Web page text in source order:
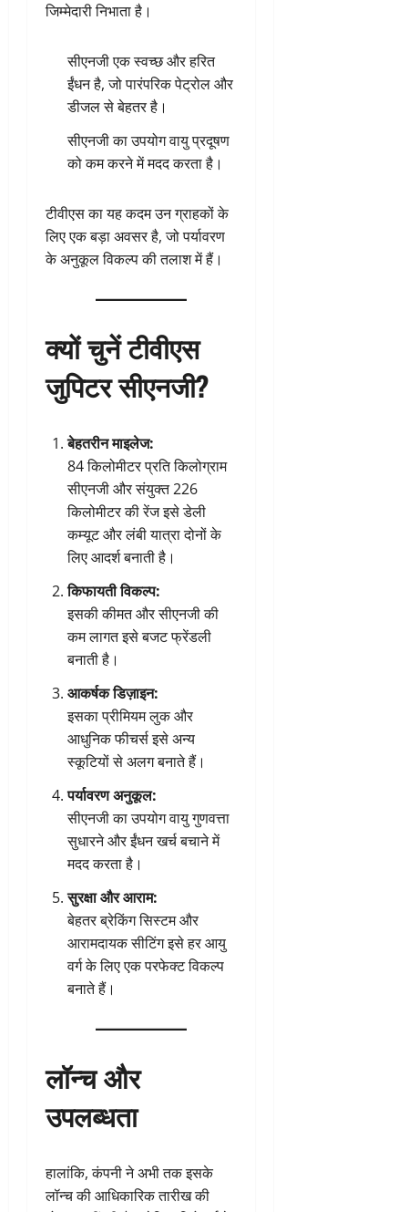
जिम्मेदारी निभाता है।
सीएनजी एक स्वच्छ और हरित
ईंधन है, जो पारंपरिक पेट्रोल और
डीजल से बेहतर है।
सीएनजी का उपयोग वायु प्रदूषण
को कम करने में मदद करता है।
टीवीएस का यह कदम उन ग्राहकों के
लिए एक बड़ा अवसर है, जो पर्यावरण
के अनुकूल विकल्प की तलाश में हैं।
क्यों चुनें टीवीएस
जुपिटर सीएनजी?
बेहतरीन माइलेज:
84 किलोमीटर प्रति किलोग्राम
सीएनजी और संयुक्त 226
किलोमीटर की रेंज इसे डेली
कम्यूट और लंबी यात्रा दोनों के
लिए आदर्श बनाती है।
किफायती विकल्प:
इसकी कीमत और सीएनजी की
कम लागत इसे बजट फ्रेंडली
बनाती है।
आकर्षक डिज़ाइन:
इसका प्रीमियम लुक और
आधुनिक फीचर्स इसे अन्य
स्कूटियों से अलग बनाते हैं।
पर्यावरण अनुकूल:
सीएनजी का उपयोग वायु गुणवत्ता
सुधारने और ईंधन खर्च बचाने में
मदद करता है।
सुरक्षा और आराम:
बेहतर ब्रेकिंग सिस्टम और
आरामदायक सीटिंग इसे हर आयु
वर्ग के लिए एक परफेक्ट विकल्प
बनाते हैं।
लॉन्च और
उपलब्धता
हालांकि, कंपनी ने अभी तक इसके
लॉन्च की आधिकारिक तारीख की